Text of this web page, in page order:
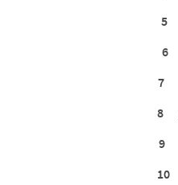
5
6
7
8
9
10